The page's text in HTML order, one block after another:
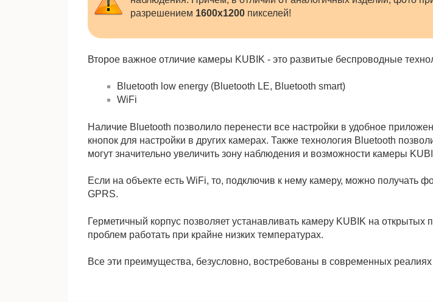
разрешением 1600х1200 пикселей!
Второе важное отличие камеры KUBIK - это развитые беспроводные
Bluetooth low energy (Bluetooth LE, Bluetooth smart)
WiFi
Наличие Bluetooth позволило перенести все настройки в удобное
кнопок для настройки в других камерах. Также технология Bluetooth
могут значительно увеличить зону наблюдения и возможности камеры
Если на объекте есть WiFi, то, подключив к нему камеру, можно получать
GPRS.
Герметичный корпус позволяет устанавливать камеру KUBIK на
проблем работать при крайне низких температурах.
Все эти преимущества, безусловно, востребованы в современных